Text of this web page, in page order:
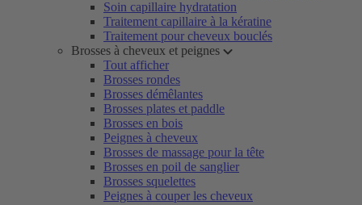
Soin capillaire hydratation
Traitement capillaire à la kératine
Traitement pour cheveux bouclés
Brosses à cheveux et peignes
Tout afficher
Brosses rondes
Brosses démêlantes
Brosses plates et paddle
Brosses en bois
Peignes à cheveux
Brosses de massage pour la tête
Brosses en poil de sanglier
Brosses squelettes
Peignes à couper les cheveux